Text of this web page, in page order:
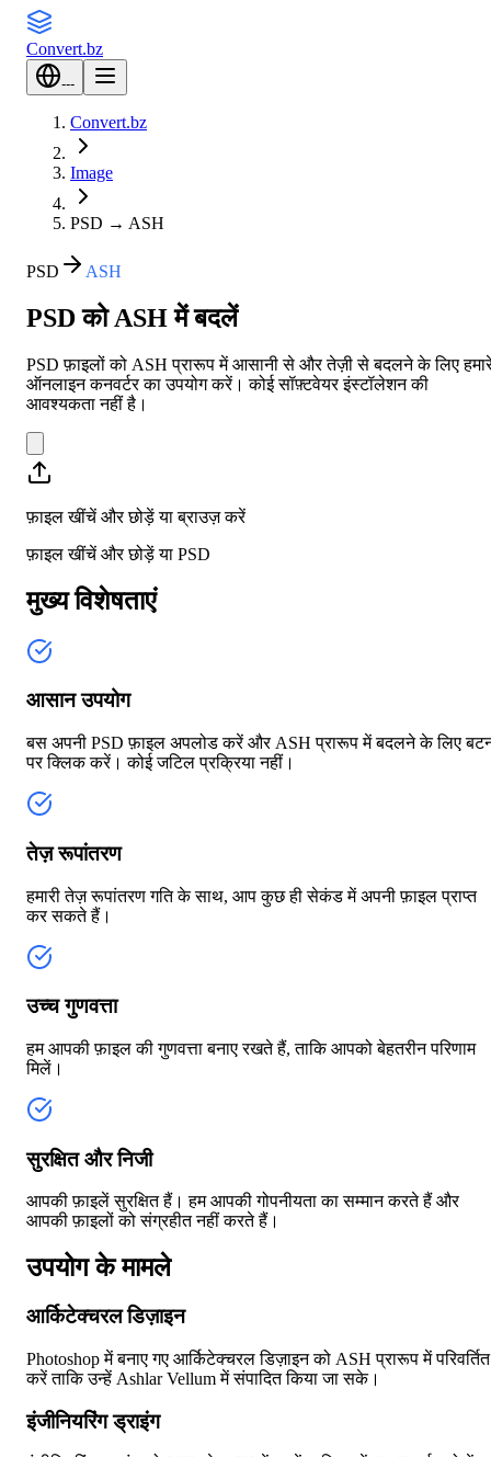
Convert.bz
---
Convert.bz
Image
PSD → ASH
PSD ASH
PSD को ASH में बदलें
PSD फ़ाइलों को ASH प्रारूप में आसानी से और तेज़ी से बदलने के लिए
ऑनलाइन कनवर्टर का उपयोग करें। कोई सॉफ़्टवेयर इंस्टॉलेशन की
आवश्यकता नहीं है।
फ़ाइल खींचें और छोड़ें या ब्राउज़ करें
फ़ाइल खींचें और छोड़ें या PSD
मुख्य विशेषताएं
आसान उपयोग
बस अपनी PSD फ़ाइल अपलोड करें और ASH प्रारूप में बदलने के लिए
पर क्लिक करें। कोई जटिल प्रक्रिया नहीं।
तेज़ रूपांतरण
हमारी तेज़ रूपांतरण गति के साथ, आप कुछ ही सेकंड में अपनी फ़ाइल प्राप्त
कर सकते हैं।
उच्च गुणवत्ता
हम आपकी फ़ाइल की गुणवत्ता बनाए रखते हैं, ताकि आपको बेहतरीन परिणाम
मिलें।
सुरक्षित और निजी
आपकी फ़ाइलें सुरक्षित हैं। हम आपकी गोपनीयता का सम्मान करते हैं और
आपकी फ़ाइलों को संग्रहीत नहीं करते हैं।
उपयोग के मामले
आर्किटेक्चरल डिज़ाइन
Photoshop में बनाए गए आर्किटेक्चरल डिज़ाइन को ASH प्रारूप में परिवर्तित
करें ताकि उन्हें Ashlar Vellum में संपादित किया जा सके।
इंजीनियरिंग ड्राइंग